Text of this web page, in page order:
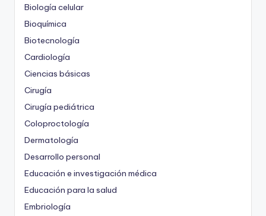
Biología celular
Bioquímica
Biotecnología
Cardiología
Ciencias básicas
Cirugía
Cirugía pediátrica
Coloproctología
Dermatología
Desarrollo personal
Educación e investigación médica
Educación para la salud
Embriología